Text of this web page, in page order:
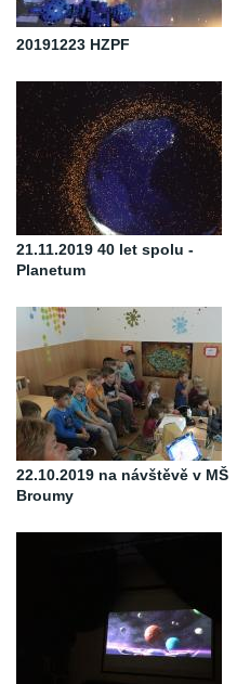
20191223 HZPF
21.11.2019 40 let spolu -
Planetum
22.10.2019 na návštěvě v MŠ
Broumy